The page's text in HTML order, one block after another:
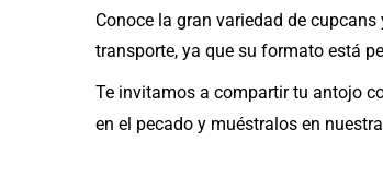
Conoce la gran variedad de
transporte, ya que su formato está
Te invitamos a compartir tu antojo
en el pecado y muéstralos en